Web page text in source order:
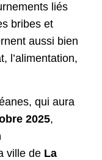
liés
bribes et
aussi bien
l’alimentation,
qui aura
2025,
ville de La